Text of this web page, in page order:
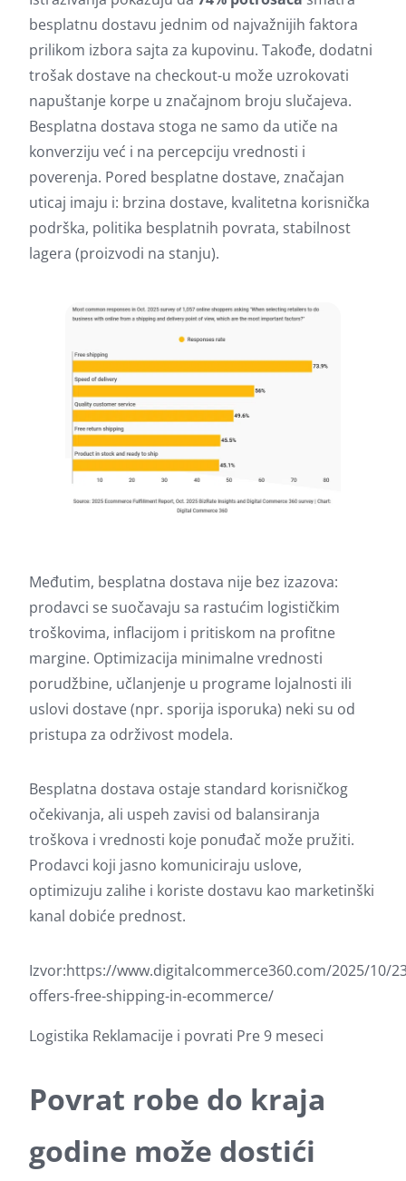
besplatnu dostavu jednim od najvažnijih faktora
prilikom izbora sajta za kupovinu. Takođe, dodatni
trošak dostave na checkout-u može uzrokovati
napuštanje korpe u značajnom broju slučajeva.
Besplatna dostava stoga ne samo da utiče na
konverziju već i na percepciju vrednosti i
poverenja. Pored besplatne dostave, značajan
uticaj imaju i: brzina dostave, kvalitetna korisnička
podrška, politika besplatnih povrata, stabilnost
lagera (proizvodi na stanju).
Međutim, besplatna dostava nije bez izazova:
prodavci se suočavaju sa rastućim logističkim
troškovima, inflacijom i pritiskom na profitne
margine. Optimizacija minimalne vrednosti
porudžbine, učlanjenje u programe lojalnosti ili
uslovi dostave (npr. sporija isporuka) neki su od
pristupa za održivost modela.
Besplatna dostava ostaje standard korisničkog
očekivanja, ali uspeh zavisi od balansiranja
troškova i vrednosti koje ponuđač može pružiti.
Prodavci koji jasno komuniciraju uslove,
optimizuju zalihe i koriste dostavu kao marketinški
kanal dobiće prednost.
Izvor:https://www.digitalcommerce360.com/2025/10/
offers-free-shipping-in-ecommerce/
Logistika Reklamacije i povrati Pre 9 meseci
Povrat robe do kraja
godine može dostići